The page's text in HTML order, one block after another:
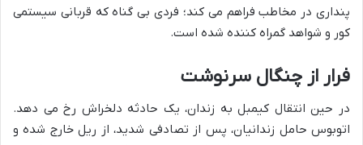
پنداری در مخاطب فراهم می کند؛ فردی بی گناه که قربانی سیستمی
کور و شواهد گمراه کننده شده است.
فرار از چنگال سرنوشت
در حین انتقال کیمبل به زندان، یک حادثه دلخراش رخ می دهد.
اتوبوس حامل زندانیان، پس از تصادفی شدید، از ریل خارج شده و